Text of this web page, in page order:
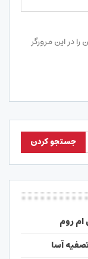
در این مرورگر
ام روم
آسا